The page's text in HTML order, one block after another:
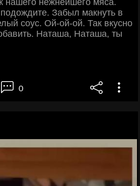
нашего нежнейшего мяса.
Забыл макнуть в
соус. Ой-ой-ой. Так вкусно
Наташа, Наташа, ты
0